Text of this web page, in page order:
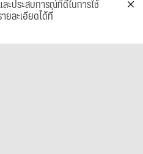
ะประสบการณ์ที่ดีในการใช้
ละเอียดได้ที่